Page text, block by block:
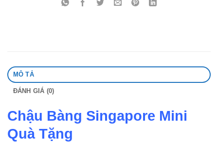
MÔ TẢ
ĐÁNH GIÁ (0)
Chậu Bàng Singapore Mini
Quà Tặng